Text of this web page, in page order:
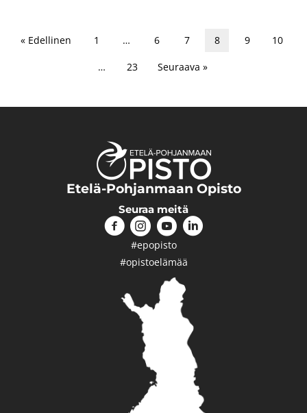
« Edellinen 1 … 6 7 8 9 10
… 23 Seuraava »
Etelä-Pohjanmaan Opisto
Seuraa meitä
#epopisto
#opistoelämää